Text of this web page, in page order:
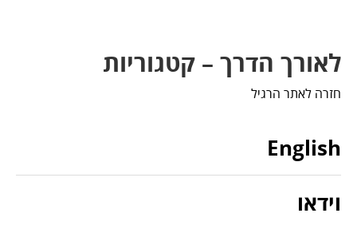
לאורך הדרך – קטגוריות
חזרה לאתר הרגיל
English
וידאו